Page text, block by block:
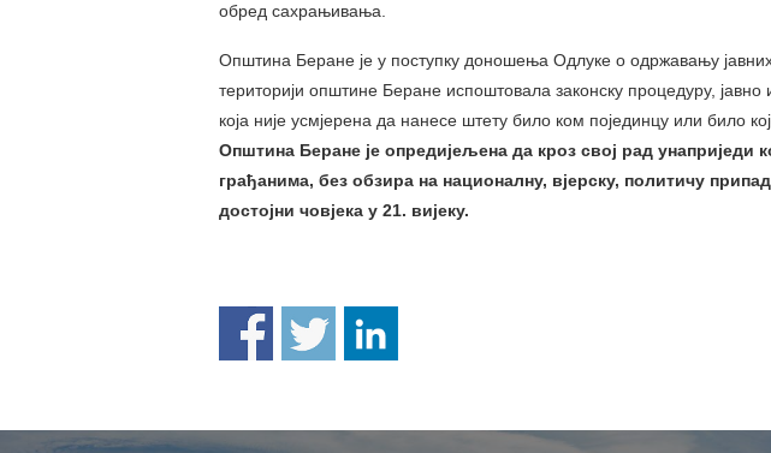
обред сахрањивања.
Општина Беране је у поступку доношења Одлуке о одржавању
територији општине Беране испоштовала законску процедуру, јавно
која није усмјерена да нанесе штету било ком појединцу или било
Општина Беране је опредијељена да кроз свој рад унаприједи
грађанима, без обзира на националну, вјерску, политичу
достојни човјека у 21. вијеку.